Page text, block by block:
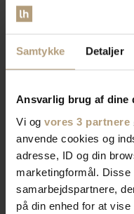
Samtykke Detaljer
Ansvarlig brug af dine
Vi og vores 3 partnere
anvende cookies og
adresse, ID og din
marketingformål.
samarbejdspartnere,
på din enhed for at